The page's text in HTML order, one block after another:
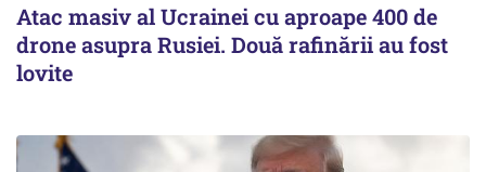
Atac masiv al Ucrainei cu aproape 400 de
drone asupra Rusiei. Două rafinării au fost
lovite